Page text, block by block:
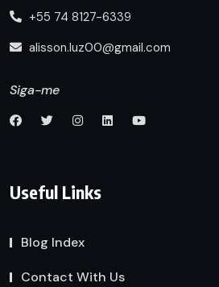
+55 74 8127-6339
alisson.luz00@gmail.com
Siga-me
Useful Links
Blog Index
Contact With Us